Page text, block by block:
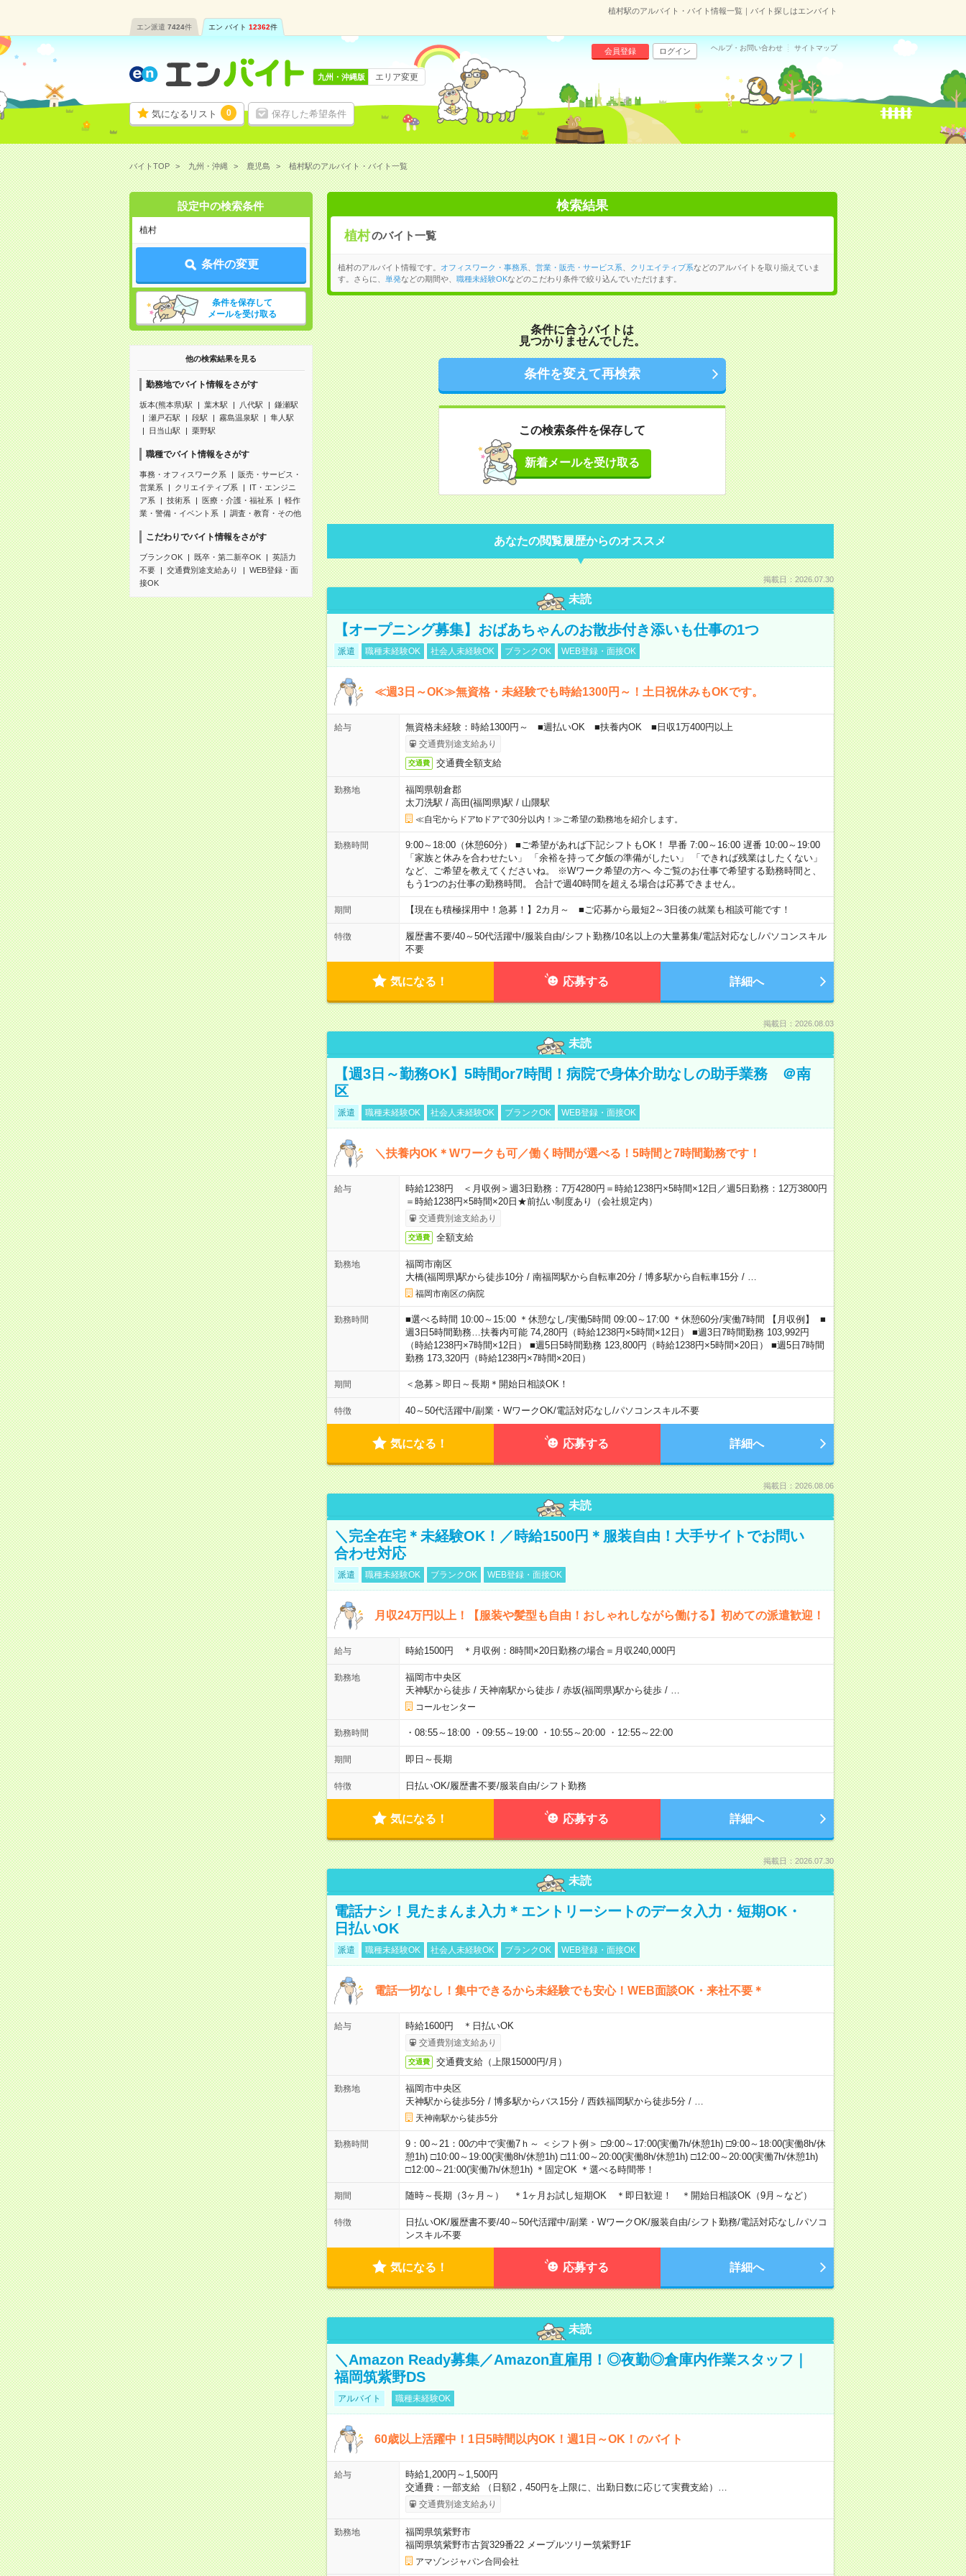
植村駅のアルバイト・バイト情報一覧｜バイト探しはエンバイト
エン派遣 7424件 エン バイト 12362件
気になるリスト 0 保存した希望条件
会員登録 ログイン ヘルプ・お問い合わせ サイトマップ
九州・沖縄版 エリア変更
バイトTOP 九州・沖縄 鹿児島 植村駅のアルバイト・バイト一覧
設定中の検索条件
植村
条件の変更
条件を保存して
メールを受け取る
他の検索結果を見る
勤務地でバイト情報をさがす
坂本(熊本県)駅 葉木駅 八代駅
鎌瀬駅
瀬戸石駅
段駅 霧島温泉駅
隼人駅
日当山駅
栗野駅
職種でバイト情報をさがす
事務・オフィスワーク系
販売・サービス・
営業系
クリエイティブ系
IT・エンジニ
ア系
技術系 医療・介護・福祉系
軽作
業・警備・イベント系
調査・教育・その他
こだわりでバイト情報をさがす
ブランクOK 既卒・第二新卒OK
英語力
不要
交通費別途支給あり
WEB登録・面
接OK
検索結果
植村のバイト一覧
植村のアルバイト情報です。 オフィスワーク・事務系 営業・販売・サービス系 クリエイティブ系などのアルバイトを取り揃えていま
す。さらに、
単発などの期間や、 職種未経験OKなどのこだわり条件で絞り込んでいただけます。
条件に合うバイトは
見つかりませんでした。
条件を変えて再検索
この検索条件を保存して
新着メールを受け取る
あなたの閲覧履歴からのオススメ
掲載日：2026.07.30
未読
【オープニング募集】おばあちゃんのお散歩付き添いも仕事の1つ
派遣 職種未経験OK 社会人未経験OK ブランクOK WEB登録・面接OK
≪週3日～OK≫無資格・未経験でも時給1300円～！土日祝休みもOKです。
給与 無資格未経験：時給1300円～ ■週払いOK ■扶養内OK ■日収1万400円以上
交通費別途支給あり
交通費 交通費全額支給
勤務地
福岡県朝倉郡
太刀洗駅 / 高田(福岡県)駅 / 山隈駅
≪自宅からドアtoドアで30分以内！≫ご希望の勤務地を紹介します。
勤務時間
9:00～18:00（休憩60分） ■ご希望があれば下記シフトもOK！ 早番 7:00～16:00 遅番 10:00～19:00
「家族と休みを合わせたい」 「余裕を持って夕飯の準備がしたい」 「できれば残業はしたくない」
など、ご希望を教えてくださいね。 ※Wワーク希望の方へ 今ご覧のお仕事で希望する勤務時間と、
もう1つのお仕事の勤務時間。 合計で週40時間を超える場合は応募できません。
期間 【現在も積極採用中！急募！】2カ月～ ■ご応募から最短2～3日後の就業も相談可能です！
特徴 履歴書不要/40～50代活躍中/服装自由/シフト勤務/10名以上の大量募集/電話対応なし/パソコンスキル
不要
気になる！ 応募する 詳細へ
掲載日：2026.08.03
未読
【週3日～勤務OK】5時間or7時間！病院で身体介助なしの助手業務 ＠南
区
派遣 職種未経験OK 社会人未経験OK ブランクOK WEB登録・面接OK
＼扶養内OK＊Wワークも可／働く時間が選べる！5時間と7時間勤務です！
給与
時給1238円 ＜月収例＞週3日勤務：7万4280円＝時給1238円×5時間×12日／週5日勤務：12万3800円
＝時給1238円×5時間×20日★前払い制度あり（会社規定内）
交通費別途支給あり
交通費 全額支給
勤務地
福岡市南区
大橋(福岡県)駅から徒歩10分/ 南福岡駅から自転車20分/ 博多駅から自転車15分/
福岡市南区の病院
勤務時間
■選べる時間 10:00～15:00 ＊休憩なし/実働5時間 09:00～17:00 ＊休憩60分/実働7時間 【月収例】 ■
週3日5時間勤務…扶養内可能 74,280円（時給1238円×5時間×12日） ■週3日7時間勤務 103,992円
（時給1238円×7時間×12日） ■週5日5時間勤務 123,800円（時給1238円×5時間×20日） ■週5日7時間
勤務 173,320円（時給1238円×7時間×20日）
期間 ＜急募＞即日～長期＊開始日相談OK！
特徴 40～50代活躍中/副業・WワークOK/電話対応なし/パソコンスキル不要
気になる！ 応募する 詳細へ
掲載日：2026.08.06
未読
＼完全在宅＊未経験OK！／時給1500円＊服装自由！大手サイトでお問い
合わせ対応
派遣 職種未経験OK ブランクOK WEB登録・面接OK
月収24万円以上！【服装や髪型も自由！おしゃれしながら働ける】初めての派遣歓迎！
給与 時給1500円 ＊月収例：8時間×20日勤務の場合＝月収240,000円
勤務地
福岡市中央区
天神駅から徒歩/ 天神南駅から徒歩/ 赤坂(福岡県)駅から徒歩/
コールセンター
勤務時間 ・08:55～18:00 ・09:55～19:00 ・10:55～20:00 ・12:55～22:00
期間 即日～長期
特徴 日払いOK/履歴書不要/服装自由/シフト勤務
気になる！ 応募する 詳細へ
掲載日：2026.07.30
未読
電話ナシ！見たまんま入力＊エントリーシートのデータ入力・短期OK・
日払いOK
派遣 職種未経験OK 社会人未経験OK ブランクOK WEB登録・面接OK
電話一切なし！集中できるから未経験でも安心！WEB面談OK・来社不要＊
給与 時給1600円 ＊日払いOK
交通費別途支給あり
交通費 交通費支給（上限15000円/月）
勤務地
福岡市中央区
天神駅から徒歩5分/ 博多駅からバス15分/ 西鉄福岡駅から徒歩5分/
天神南駅から徒歩5分
勤務時間
9：00～21：00の中で実働7ｈ～ ＜シフト例＞ □9:00～17:00(実働7h/休憩1h) □9:00～18:00(実働8h/休
憩1h) □10:00～19:00(実働8h/休憩1h) □11:00～20:00(実働8h/休憩1h) □12:00～20:00(実働7h/休憩1h)
□12:00～21:00(実働7h/休憩1h) ＊固定OK ＊選べる時間帯！
期間 随時～長期（3ヶ月～） ＊1ヶ月お試し短期OK ＊即日歓迎！ ＊開始日相談OK（9月～など）
特徴 日払いOK/履歴書不要/40～50代活躍中/副業・WワークOK/服装自由/シフト勤務/電話対応なし/パソコ
ンスキル不要
気になる！ 応募する 詳細へ
未読
＼Amazon Ready募集／Amazon直雇用！◎夜勤◎倉庫内作業スタッフ｜
福岡筑紫野DS
アルバイト 職種未経験OK
60歳以上活躍中！1日5時間以内OK！週1日～OK！のバイト
給与
時給1,200円～1,500円
交通費：一部支給 （日額2，450円を上限に、出勤日数に応じて実費支給）…
交通費別途支給あり
勤務地
福岡県筑紫野市
福岡県筑紫野市古賀329番22 メープルツリー筑紫野1F
アマゾンジャパン合同会社